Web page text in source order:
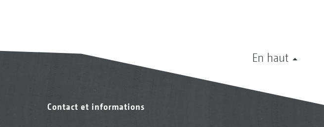
En haut
Contact et informations